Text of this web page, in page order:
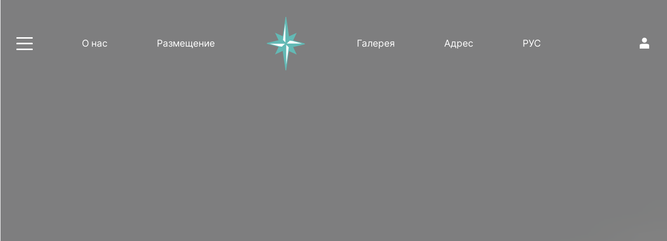
О нас Размещение Галерея Адрес РУС 1